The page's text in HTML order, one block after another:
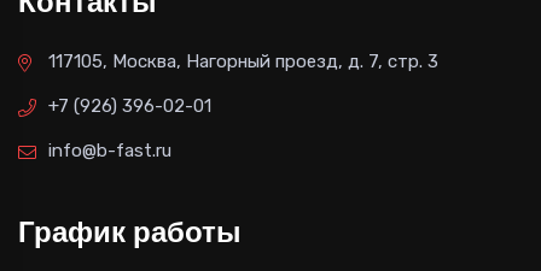
117105, Москва, Нагорный проезд, д. 7, стр. 3
+7 (926) 396-02-01
info@b-fast.ru
График работы